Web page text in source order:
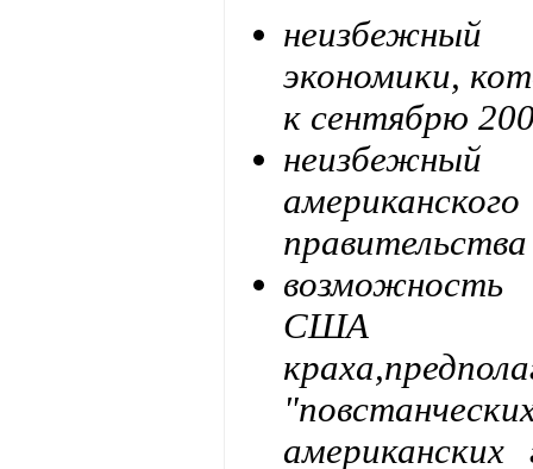
экономики,
к сентябрю
США в